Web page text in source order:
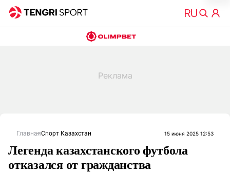
ГлавнаяСпорт Казахстан 15 июня 2025 12:53
Легенда казахстанского футбола
отказался от гражданства